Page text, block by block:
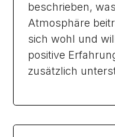
beschrieben,
Atmosphäre
sich wohl und
positive
zusätzlich